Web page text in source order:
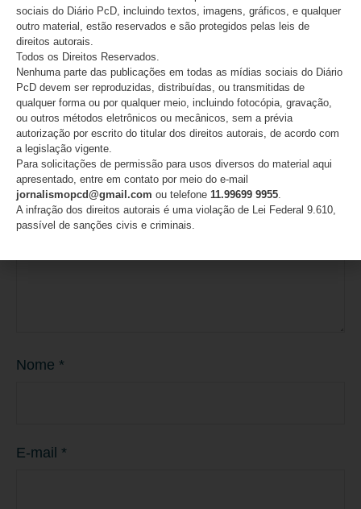
05/08/2026
Deixe um comentário
O seu endereço de e-mail não será publicado. Campos
obrigatórios são marcados com*
Comentário*
Nome *
E-mail *
sociais do Diário PcD, incluindo textos, imagens, gráficos, e qualquer
outro material, estão reservados e são protegidos pelas leis de
direitos autorais.
Todos os Direitos Reservados.
Nenhuma parte das publicações em todas as mídias sociais do Diário
PcD devem ser reproduzidas, distribuídas, ou transmitidas de
qualquer forma ou por qualquer meio, incluindo fotocópia, gravação,
ou outros métodos eletrônicos ou mecânicos, sem a prévia
autorização por escrito do titular dos direitos autorais, de acordo com
a legislação vigente.
Para solicitações de permissão para usos diversos do material aqui
apresentado, entre em contato por meio do e-mail
jornalismopcd@gmail.com ou telefone 11.99699 9955.
A infração dos direitos autorais é uma violação de Lei Federal 9.610,
passível de sanções civis e criminais.